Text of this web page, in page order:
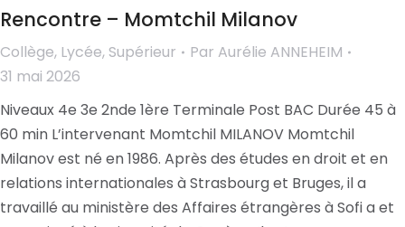
Rencontre – Momtchil Milanov
Collège, Lycée, Supérieur Par Aurélie ANNEHEIM
31 mai 2026
Niveaux 4e 3e 2nde 1ère Terminale Post BAC Durée 45 à
60 min L’intervenant Momtchil MILANOV Momtchil
Milanov est né en 1986. Après des études en droit et en
relations internationales à Strasbourg et Bruges, il a
travaillé au ministère des Affaires étrangères à Sofi a et